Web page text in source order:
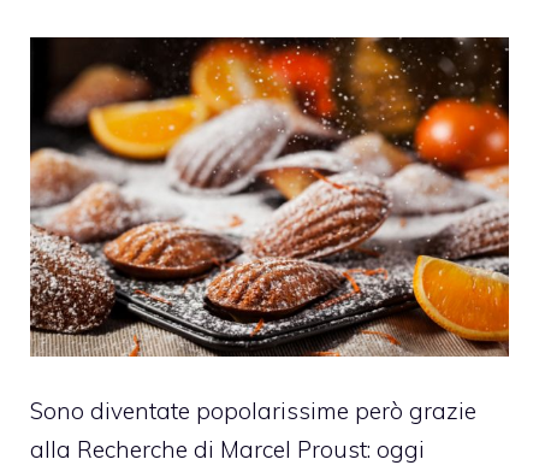
Sono diventate popolarissime però grazie
alla Recherche di Marcel Proust: oggi